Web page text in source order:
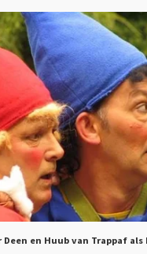
Deen en Huub van Trappaf als